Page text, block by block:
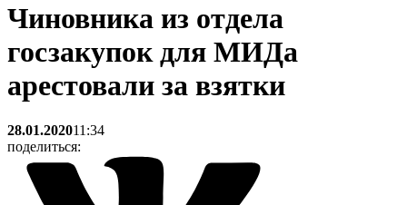
Чиновника из отдела
госзакупок для МИДа
арестовали за взятки
28.01.202011:34
поделиться: